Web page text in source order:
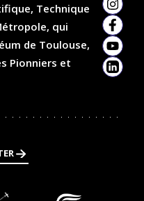
Technique
qui
de Toulouse,
Pionniers et